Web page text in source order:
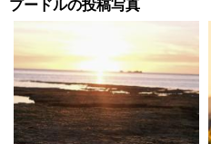
プードルの投稿写真